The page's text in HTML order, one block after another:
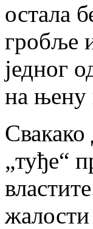
остала
гробље
једног
на њену
„туђе“